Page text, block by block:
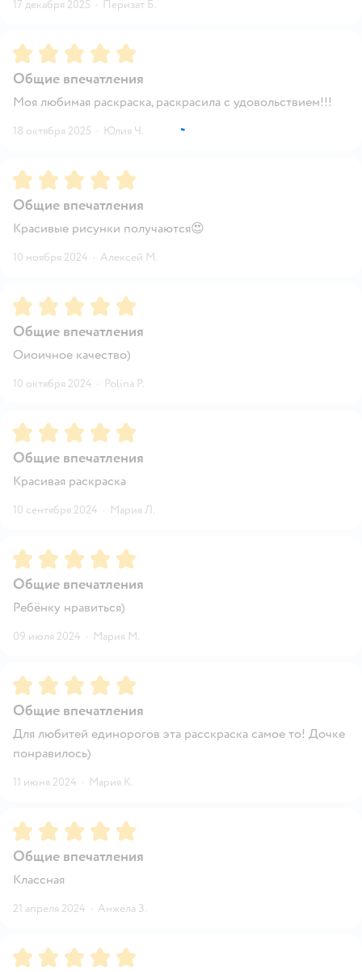
17 декабря 2025 · Перизат Б.
Рейтинг:5
Общие впечатления
Моя любимая раскраска, раскрасила с удовольствием!!!
18 октября 2025 · Юлия Ч.
Рейтинг:5
Общие впечатления
Красивые рисунки получаются😍
10 ноября 2024 · Алексей М.
Рейтинг:5
Общие впечатления
Оиоичное качество)
10 октября 2024 · Polina P.
Рейтинг:5
Общие впечатления
Красивая раскраска
10 сентября 2024 · Мария Л.
Рейтинг:5
Общие впечатления
Ребёнку нравиться)
09 июля 2024 · Мария М.
Рейтинг:5
Общие впечатления
Для любитей единорогов эта расскраска самое то! Дочке
понравилось)
11 июня 2024 · Мария К.
Рейтинг:5
Общие впечатления
Классная
21 апреля 2024 · Анжела З.
Рейтинг:5